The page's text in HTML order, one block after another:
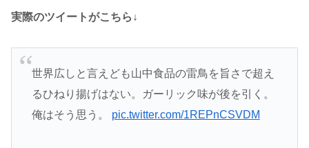
実際のツイートがこちら↓
世界広しと言えども山中食品の雷鳥を旨さで超え
るひねり揚げはない。ガーリック味が後を引く。
俺はそう思う。 pic.twitter.com/1REPnCSVDM